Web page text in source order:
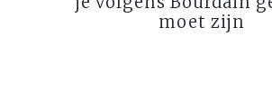
moet zijn